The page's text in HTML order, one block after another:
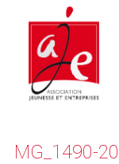
MG_1490-